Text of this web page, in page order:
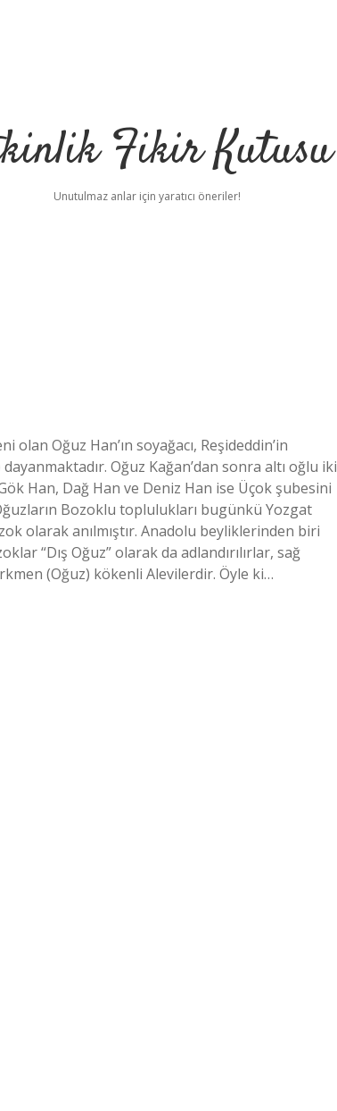
Fikir Kutusu
Unutulmaz anlar için yaratıcı öneriler!
Oğuz Han’ın soyağacı, Reşideddin’in
Oğuz Kağan’dan sonra altı oğlu iki
Han, Dağ Han ve Deniz Han ise Üçok şubesini
Bozoklu toplulukları bugünkü Yozgat
olarak anılmıştır. Anadolu beyliklerinden biri
“Dış Oğuz” olarak da adlandırılırlar, sağ
(Oğuz) kökenli Alevilerdir. Öyle ki…